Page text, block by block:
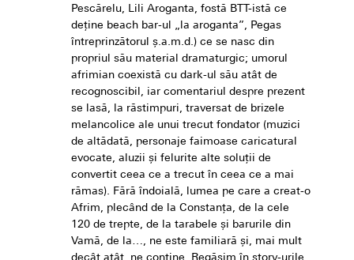
Pescărelu, Lili Aroganta, fostă BTT-istă ce
deține beach bar-ul „la aroganta”, Pegas
întreprinzătorul ș.a.m.d.) ce se nasc din
propriul său material dramaturgic; umorul
afrimian coexistă cu dark-ul său atât de
recognoscibil, iar comentariul despre prezent
se lasă, la răstimpuri, traversat de brizele
melancolice ale unui trecut fondator (muzici
de altădată, personaje faimoase caricatural
evocate, aluzii și felurite alte soluții de
convertit ceea ce a trecut în ceea ce a mai
rămas). Fără îndoială, lumea pe care a creat-o
Afrim, plecând de la Constanța, de la cele
120 de trepte, de la tarabele și barurile din
Vamă, de la…, ne este familiară și, mai mult